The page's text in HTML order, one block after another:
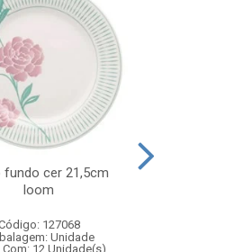
fundo cer 21,5cm
loom
127068
Unidade
Com: 12 Unidade(s)